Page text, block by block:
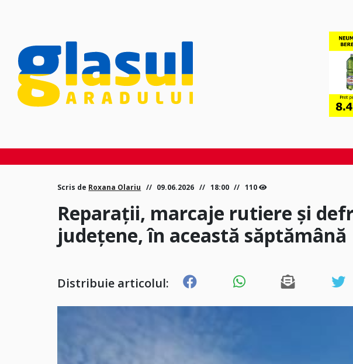
Scris de Roxana Olariu 09.06.2026 18:00 110
Reparații, marcaje rutiere și
județene, în această săptămână
Distribuie articolul: